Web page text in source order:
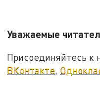
Уважаемые
Присоединяйтесь к
ВКонтакте,